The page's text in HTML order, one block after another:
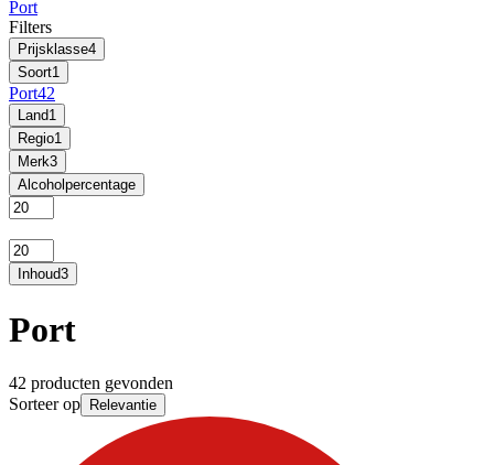
Port
Filters
Prijsklasse4
Soort1
Port42
Land1
Regio1
Merk3
Alcoholpercentage
Inhoud3
Port
42 producten gevonden
Sorteer op
Relevantie